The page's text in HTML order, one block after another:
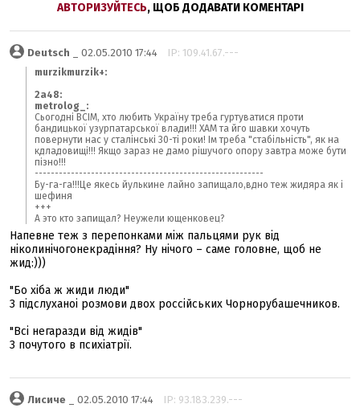
АВТОРИЗУЙТЕСЬ, ЩОБ ДОДАВАТИ КОМЕНТАРІ
Deutsch _ 02.05.2010 17:44 IP: 109.41.67.---
murzikmurzik+:
2a48:
metrolog_:
Сьогодні ВСІМ, хто любить Україну треба гуртуватися проти
бандицької узурпатарської влади!!! ХАМ та йго шавки хочуть
повернути нас у сталінські 30-ті роки! Ім треба "стабільність", як на
кдладовищі!!! Якщо зараз не дамо рішучого опору завтра може бути
пізно!!!
---------------------------------------------------------
Бу-га-га!!!Це якесь йулькине лайно запищало,вдно теж жидяра як і
шефиня
+++
А это кто запищал? Неужели ющенковец?
Напевне теж з перепонками між пальцями рук від
ніколинічогонекрадіння? Ну нічого – саме головне, щоб не
жид:)))
"Бо хіба ж жиди люди"
З підслуханоі розмови двох россійських Чорнорубашечников.
"Всі негаразди від жидів"
З почутого в психіатрії.
Лисиче _ 02.05.2010 17:44 IP: 93.183.239.---